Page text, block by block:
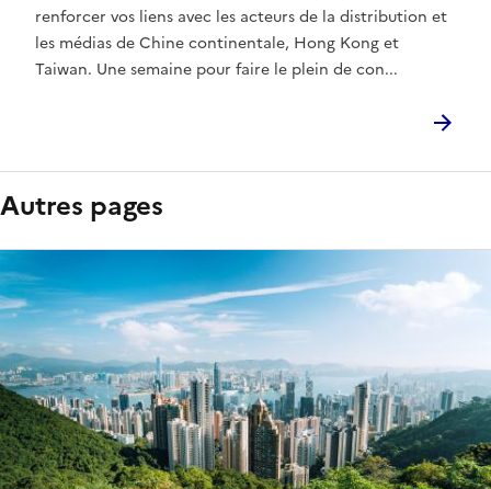
renforcer vos liens avec les acteurs de la distribution et
les médias de Chine continentale, Hong Kong et
Taiwan. Une semaine pour faire le plein de con...
Autres pages